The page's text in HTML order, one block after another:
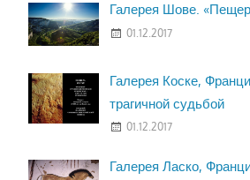
Галерея Шове.
01.12.2017
Галерея Коске,
трагичной судьбой
01.12.2017
Галерея Ласко,